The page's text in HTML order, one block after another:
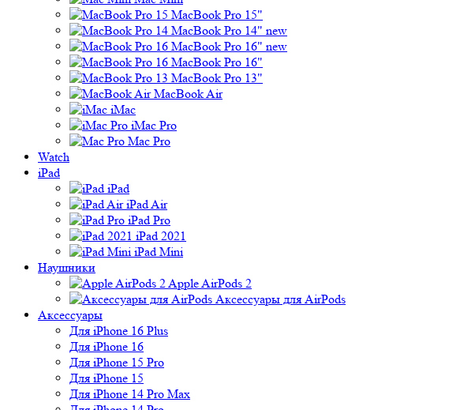
MacBook Pro 15"
MacBook Pro 14" new
MacBook Pro 16" new
MacBook Pro 16"
MacBook Pro 13"
MacBook Air
iMac
iMac Pro
Mac Pro
Watch
iPad
iPad
iPad Air
iPad Pro
iPad 2021
iPad Mini
Наушники
Apple AirPods 2
Аксессуары для AirPods
Аксессуары
Для iPhone 16 Plus
Для iPhone 16
Для iPhone 15 Pro
Для iPhone 15
Для iPhone 14 Pro Max